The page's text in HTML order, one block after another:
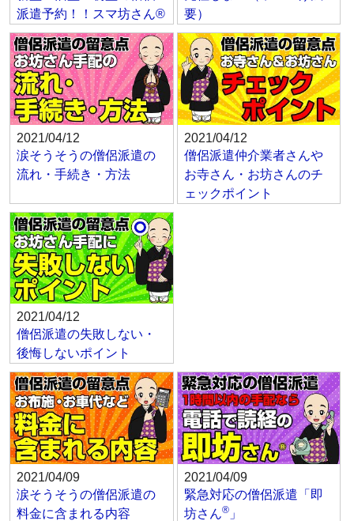
派遣予約！！スマ坊さん®
要）
2021/04/12
涙そうそうの僧侶派遣の
流れ・手続き・方法
2021/04/12
僧侶派遣仲介業者さんや
お寺さん・お坊さんのチ
ェックポイント
2021/04/12
僧侶派遣の失敗しない・
後悔しないポイント
2021/04/09
涙そうそうの僧侶派遣の
料金に含まれる内容
2021/04/09
緊急対応の僧侶派遣「即
坊さん®」